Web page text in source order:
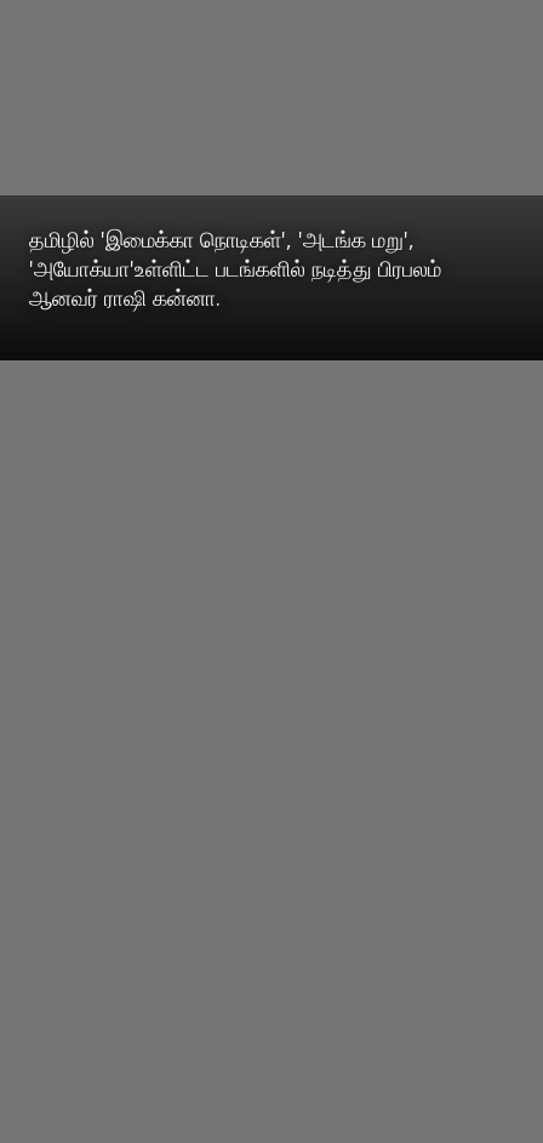
தமிழில் 'இமைக்கா நொடிகள்', 'அடங்க மறு',
'அயோக்யா'உள்ளிட்ட படங்களில் நடித்து பிரபலம்
ஆனவர் ராஷி கன்னா.